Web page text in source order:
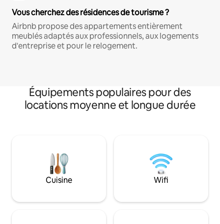
Vous cherchez des résidences de tourisme ?
Airbnb propose des appartements entièrement
meublés adaptés aux professionnels, aux logements
d'entreprise et pour le relogement.
Équipements populaires pour des
locations moyenne et longue durée
Cuisine Wifi